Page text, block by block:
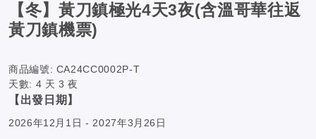
【冬】黃刀鎮極光4天3夜(含溫哥華往返
黃刀鎮機票)
商品編號: CA24CC0002P-T
天數: 4 天 3 夜
【出發日期】
2026年12月1日 - 2027年3月26日